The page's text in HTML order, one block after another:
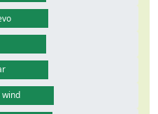
wind